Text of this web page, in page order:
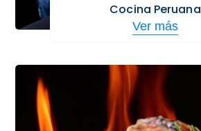
Cocina Peruana
Ver más